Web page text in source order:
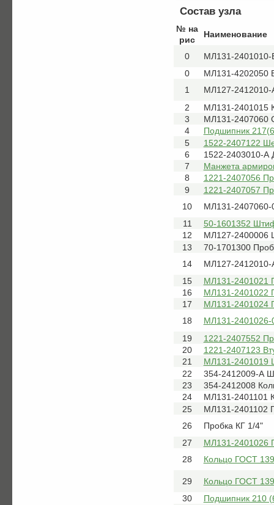
Состав узла
№ на
рис
Наименование
0
МЛ131-2401010-
0
МЛ131-4202050
1
МЛ127-2412010-
2
МЛ131-2401015
3
МЛ131-2407060
4
Подшипник
5
1522-2407122
6
1522-2403010-
7
Манжета
8
1221-2407056
9
1221-2407057
10
МЛ131-2407060-
11
50-1601352
12
МЛ127-2400006
13
70-1701300
14
МЛ127-2412010-
15
МЛ131-2401021
16
МЛ131-2401022
17
МЛ131-2401024
18
МЛ131-
19
1221-2407552
20
1221-2407123
21
МЛ131-2401019
22
354-2412009-А
23
354-2412008
24
МЛ131-2401101
25
МЛ131-2401102
26
Пробка КГ 1/4"
27
МЛ131-2401026
28
Кольцо ГОСТ
29
Кольцо ГОСТ
30
Подшипник 210